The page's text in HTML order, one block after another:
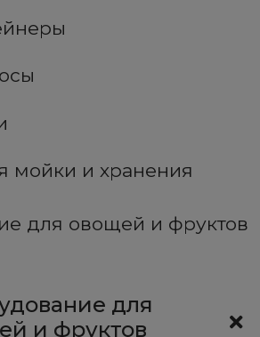
мойки и хранения
для овощей и фруктов
для
и фруктов